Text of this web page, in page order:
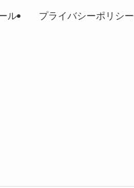
ル プライバシーポリシー